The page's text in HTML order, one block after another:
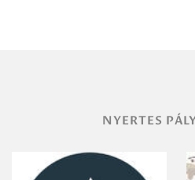
NYERTES